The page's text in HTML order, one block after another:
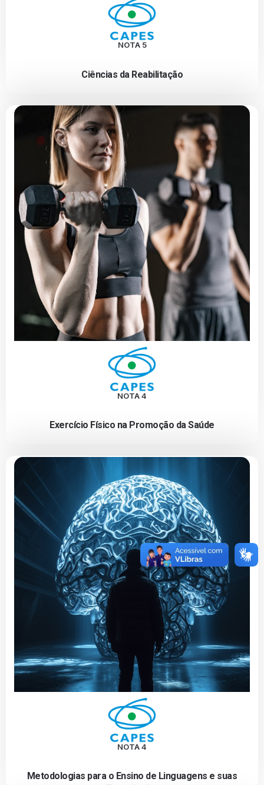
NOTA 5
Ciências da Reabilitação
NOTA 4
Exercício Físico na Promoção da Saúde
NOTA 4
Metodologias para o Ensino de Linguagens e suas